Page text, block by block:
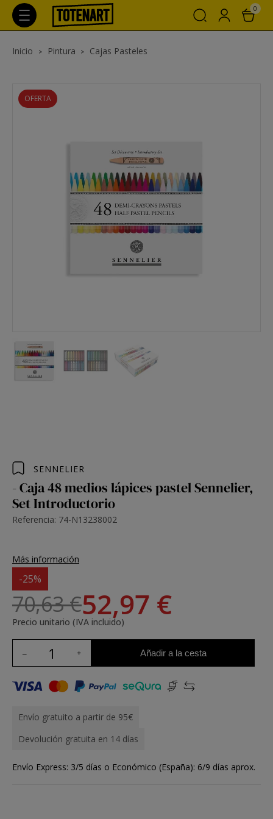
0
Inicio Pintura Cajas Pasteles
OFERTA
SENNELIER
- Caja 48 medios lápices pastel Sennelier,
Set Introductorio
Referencia: 74-N13238002
Más información
-25%
70,63 €52,97 €
Precio unitario (IVA incluido)
Añadir a la cesta
Envío gratuito a partir de 95€
Devolución gratuita en 14 días
Envío Express: 3/5 días o Económico (España): 6/9 días aprox.